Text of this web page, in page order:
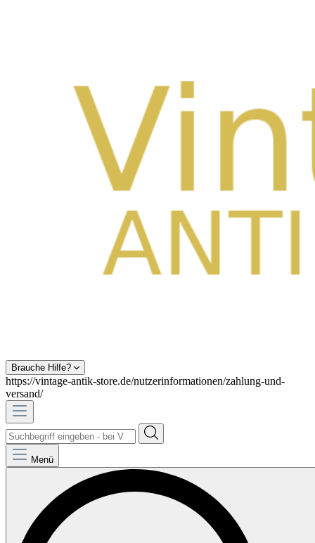
Brauche Hilfe?
https://vintage-antik-store.de/nutzerinformationen/zahlung-und-
versand/
Menü